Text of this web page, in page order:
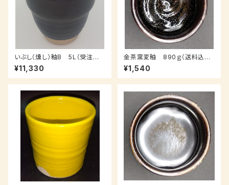
いぶし（燻し）釉B 5L（受注後、
3～7日後発送）
¥11,330
金茶窯変釉 890ｇ（送料込み：
クロネコパケット、受注後7～14
日納品）
¥1,540